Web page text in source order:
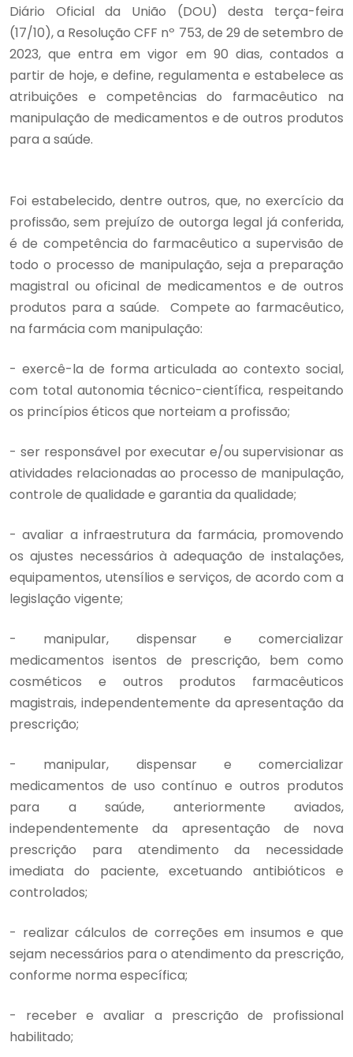
Diário Oficial da União (DOU) desta terça-feira
(17/10), a Resolução CFF nº 753, de 29 de setembro de
2023, que entra em vigor em 90 dias, contados a
partir de hoje, e define, regulamenta e estabelece as
atribuições e competências do farmacêutico na
manipulação de medicamentos e de outros produtos
para a saúde.
Foi estabelecido, dentre outros, que, no exercício da
profissão, sem prejuízo de outorga legal já conferida,
é de competência do farmacêutico a supervisão de
todo o processo de manipulação, seja a preparação
magistral ou oficinal de medicamentos e de outros
produtos para a saúde. Compete ao farmacêutico,
na farmácia com manipulação:
- exercê-la de forma articulada ao contexto social,
com total autonomia técnico-científica, respeitando
os princípios éticos que norteiam a profissão;
- ser responsável por executar e/ou supervisionar as
atividades relacionadas ao processo de manipulação,
controle de qualidade e garantia da qualidade;
- avaliar a infraestrutura da farmácia, promovendo
os ajustes necessários à adequação de instalações,
equipamentos, utensílios e serviços, de acordo com a
legislação vigente;
- manipular, dispensar e comercializar
medicamentos isentos de prescrição, bem como
cosméticos e outros produtos farmacêuticos
magistrais, independentemente da apresentação da
prescrição;
- manipular, dispensar e comercializar
medicamentos de uso contínuo e outros produtos
para a saúde, anteriormente aviados,
independentemente da apresentação de nova
prescrição para atendimento da necessidade
imediata do paciente, excetuando antibióticos e
controlados;
- realizar cálculos de correções em insumos e que
sejam necessários para o atendimento da prescrição,
conforme norma específica;
- receber e avaliar a prescrição de profissional
habilitado;